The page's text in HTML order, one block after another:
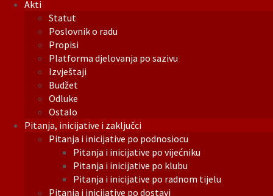
Akti
Statut
Poslovnik o radu
Propisi
Platforma djelovanja po sazivu
Izvještaji
Budžet
Odluke
Ostalo
Pitanja, inicijative i zaključci
Pitanja i inicijative po podnosiocu
Pitanja i inicijative po vijećniku
Pitanja i inicijative po klubu
Pitanja i inicijative po radnom tijelu
Pitanja i inicijative po dostavi